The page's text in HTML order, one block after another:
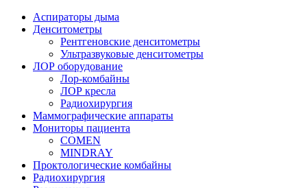
Аспираторы дыма
Денситометры
Рентгеновские денситометры
Ультразвуковые денситометры
ЛОР оборудование
Лор-комбайны
ЛОР кресла
Радиохирургия
Маммографические аппараты
Мониторы пациента
COMEN
MINDRAY
Проктологические комбайны
Радиохирургия